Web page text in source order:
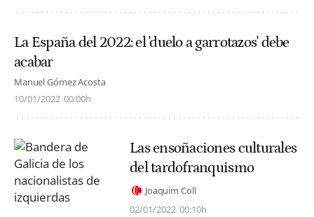
La España del 2022: el 'duelo a garrotazos' debe
acabar
Manuel Gómez Acosta
10/01/2022 00:00h
Las ensoñaciones culturales
del tardofranquismo
Joaquim Coll
02/01/2022 00:10h